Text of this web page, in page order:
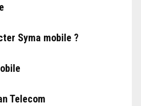
Syma mobile ?
Telecom